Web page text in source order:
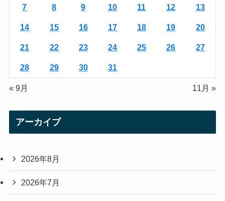
7 8 9 10 11 12 13
14 15 16 17 18 19 20
21 22 23 24 25 26 27
28 29 30 31
« 9月 11月 »
アーカイブ
2026年8月
2026年7月